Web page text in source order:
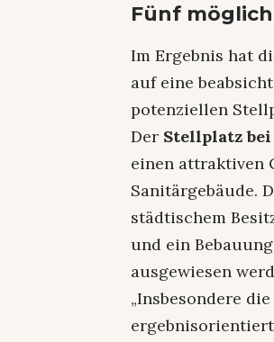
Fünf
Im Ergebnis hat
auf eine
potenziellen
Der Stellplatz
einen attraktiven
Sanitärgebäude.
städtischem
und ein
ausgewiesen
„Insbesondere